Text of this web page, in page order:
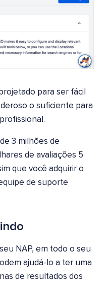
para ser fácil
o suficiente para
3 milhões de
de avaliações 5
que você adquirir o
de suporte
NAP, em todo o seu
ajudá-lo a ter uma
de resultados dos